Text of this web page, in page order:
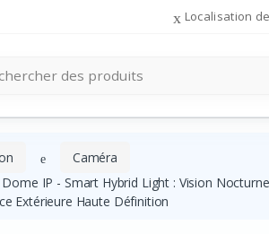
Localisation
Caméra
IP - Smart Hybrid Light : Vision
Extérieure Haute Définition